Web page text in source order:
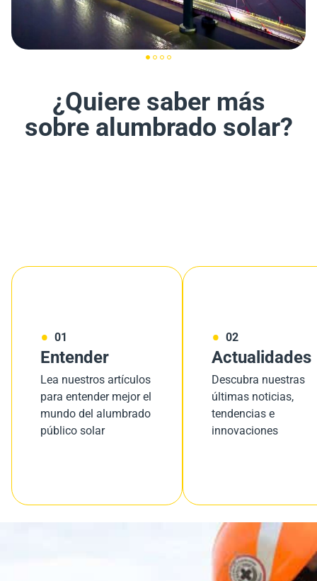
¿Quiere saber más
sobre alumbrado solar?
01
Entender
Lea nuestros artículos
para entender mejor el
mundo del alumbrado
público solar
02
Actualidades
Descubra nuestras
últimas noticias,
tendencias e
innovaciones